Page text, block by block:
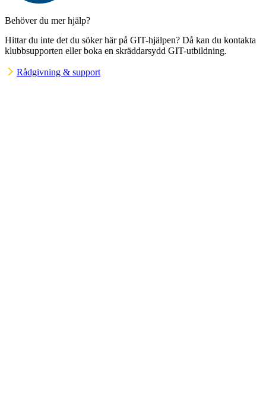
Behöver du mer hjälp?
Hittar du inte det du söker här på GIT-hjälpen? Då kan du kontakta
klubbsupporten eller boka en skräddarsydd GIT-utbildning.
Rådgivning & support